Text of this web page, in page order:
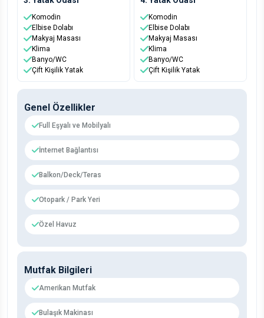
Komodin
Elbise Dolabı
Makyaj Masası
Klima
Banyo/WC
Çift Kişilik Yatak
Komodin
Elbise Dolabı
Makyaj Masası
Klima
Banyo/WC
Çift Kişilik Yatak
Genel Özellikler
Full Eşyalı ve Mobilyalı
İnternet Bağlantısı
Balkon/Deck/Teras
Otopark / Park Yeri
Özel Havuz
Mutfak Bilgileri
Amerikan Mutfak
Bulaşık Makinası